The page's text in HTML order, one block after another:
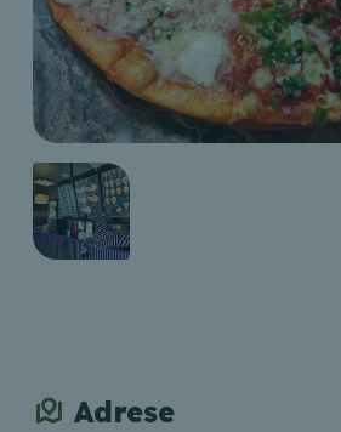
Adrese